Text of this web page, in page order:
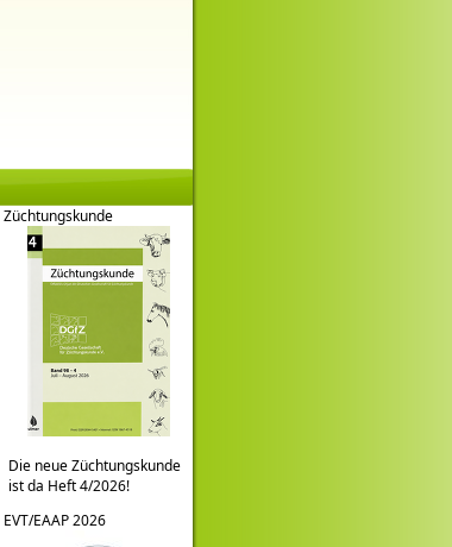
Züchtungskunde
Die neue Züchtungskunde
ist da Heft 4/2026!
EVT/EAAP 2026